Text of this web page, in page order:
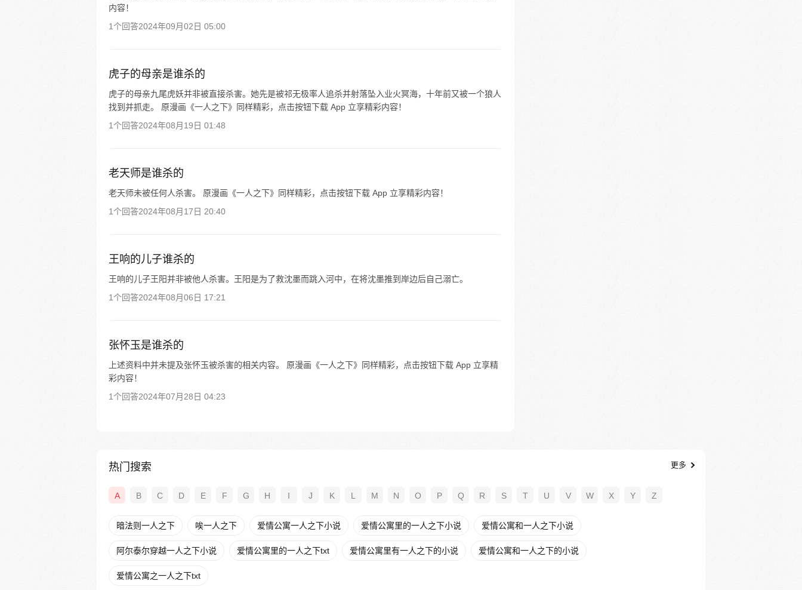
内容！
1个回答2024年09月02日 05:00
虎子的母亲是谁杀的
虎子的母亲九尾虎妖并非被直接杀害。她先是被祁无极率人追杀并射落坠入业火冥海，十年前又被一个狼人
找到并抓走。 原漫画《一人之下》同样精彩，点击按钮下载 App 立享精彩内容！
1个回答2024年08月19日 01:48
老天师是谁杀的
老天师未被任何人杀害。 原漫画《一人之下》同样精彩，点击按钮下载 App 立享精彩内容！
1个回答2024年08月17日 20:40
王响的儿子谁杀的
王响的儿子王阳并非被他人杀害。王阳是为了救沈墨而跳入河中，在将沈墨推到岸边后自己溺亡。
1个回答2024年08月06日 17:21
张怀玉是谁杀的
上述资料中并未提及张怀玉被杀害的相关内容。 原漫画《一人之下》同样精彩，点击按钮下载 App 立享精
彩内容！
1个回答2024年07月28日 04:23
热门搜索 更多
A B C D E F G H I J K L M N O P Q R S T U V W X Y Z
暗法则一人之下 唉一人之下 爱情公寓一人之下小说 爱情公寓里的一人之下小说 爱情公寓和一人之下小说
阿尔泰尔穿越一人之下小说 爱情公寓里的一人之下txt 爱情公寓里有一人之下的小说 爱情公寓和一人之下的小说
爱情公寓之一人之下txt